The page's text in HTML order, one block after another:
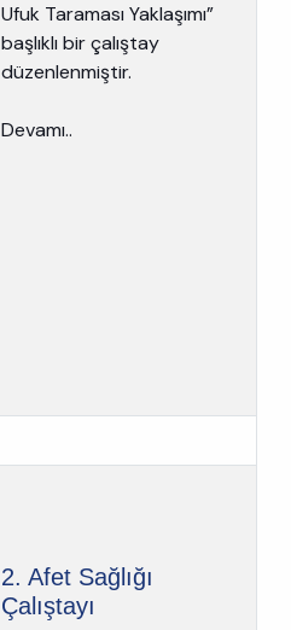
Ufuk Taraması Yaklaşımı”
başlıklı bir çalıştay
düzenlenmiştir.
Devamı..
2. Afet Sağlığı
Çalıştayı